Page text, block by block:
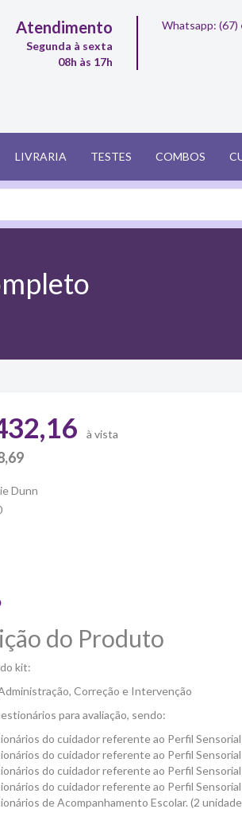
Atendimento
Segunda à sexta
08h às 17h
Whatsapp: (67)
LIVRARIA TESTES COMBOS
à vista
Dunn
do Produto
kit:
Correção e Intervenção
para avaliação, sendo:
do cuidador referente ao Perfil
do cuidador referente ao Perfil
do cuidador referente ao Perfil Sensorial
do cuidador referente ao Perfil
de Acompanhamento Escolar. (2